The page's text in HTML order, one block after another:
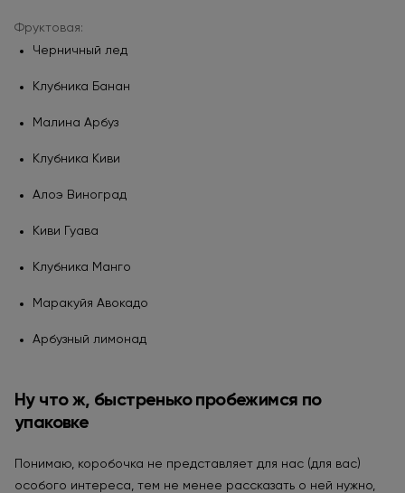
Фруктовая:
Черничный лед
Клубника Банан
Малина Арбуз
Клубника Киви
Алоэ Виноград
Киви Гуава
Клубника Манго
Маракуйя Авокадо
Арбузный лимонад
Ну что ж, быстренько пробежимся по
упаковке
Понимаю, коробочка не представляет для нас (для вас)
особого интереса, тем не менее рассказать о ней нужно,